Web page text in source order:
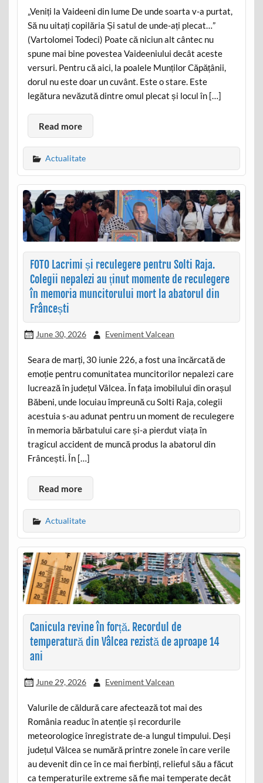
„Veniți la Vaideeni din lume De unde soarta v-a purtat,
Să nu uitați copilăria Și satul de unde-ați plecat…”
(Vartolomei Todeci) Poate că niciun alt cântec nu
spune mai bine povestea Vaideeniului decât aceste
versuri. Pentru că aici, la poalele Munților Căpățânii,
dorul nu este doar un cuvânt. Este o stare. Este
legătura nevăzută dintre omul plecat și locul în […]
Read more
Actualitate
FOTO Lacrimi și reculegere pentru Solti Raja.
Colegii nepalezi au ținut momente de reculegere
în memoria muncitorului mort la abatorul din
Frâncești
June 30, 2026 Eveniment Valcean
Seara de marți, 30 iunie 226, a fost una încărcată de
emoție pentru comunitatea muncitorilor nepalezi care
lucrează în județul Vâlcea. În fața imobilului din orașul
Băbeni, unde locuiau împreună cu Solti Raja, colegii
acestuia s-au adunat pentru un moment de reculegere
în memoria bărbatului care și-a pierdut viața în
tragicul accident de muncă produs la abatorul din
Frâncești. În […]
Read more
Actualitate
Canicula revine în forță. Recordul de
temperatură din Vâlcea rezistă de aproape 14
ani
June 29, 2026 Eveniment Valcean
Valurile de căldură care afectează tot mai des
România readuc în atenție și recordurile
meteorologice înregistrate de-a lungul timpului. Deși
județul Vâlcea se numără printre zonele în care verile
au devenit din ce în ce mai fierbinți, relieful său a făcut
ca temperaturile extreme să fie mai temperate decât